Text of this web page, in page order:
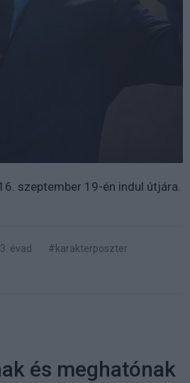
szeptember 19-én indul útjára.
évad
#karakterposzter
és meghatónak